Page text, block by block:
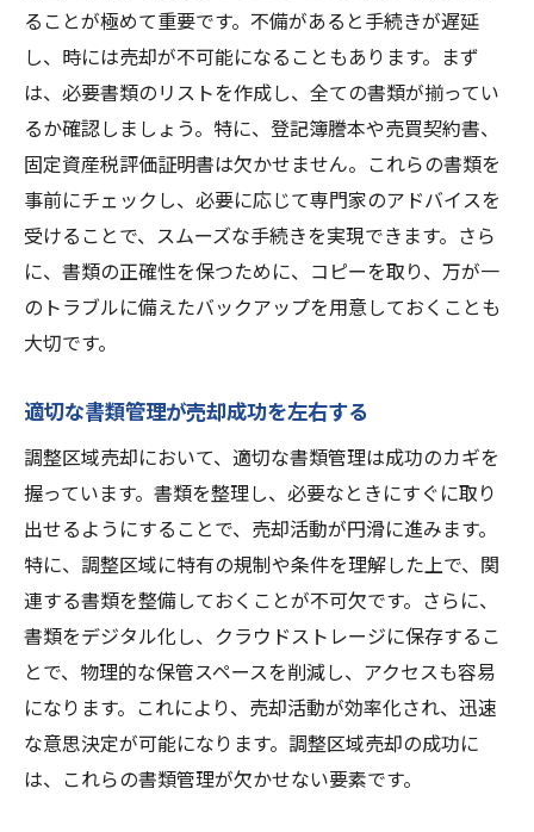
ることが極めて重要です。不備があると手続きが遅延
し、時には売却が不可能になることもあります。まず
は、必要書類のリストを作成し、全ての書類が揃ってい
るか確認しましょう。特に、登記簿謄本や売買契約書、
固定資産税評価証明書は欠かせません。これらの書類を
事前にチェックし、必要に応じて専門家のアドバイスを
受けることで、スムーズな手続きを実現できます。さら
に、書類の正確性を保つために、コピーを取り、万が一
のトラブルに備えたバックアップを用意しておくことも
大切です。
適切な書類管理が売却成功を左右する
調整区域売却において、適切な書類管理は成功のカギを
握っています。書類を整理し、必要なときにすぐに取り
出せるようにすることで、売却活動が円滑に進みます。
特に、調整区域に特有の規制や条件を理解した上で、関
連する書類を整備しておくことが不可欠です。さらに、
書類をデジタル化し、クラウドストレージに保存するこ
とで、物理的な保管スペースを削減し、アクセスも容易
になります。これにより、売却活動が効率化され、迅速
な意思決定が可能になります。調整区域売却の成功に
は、これらの書類管理が欠かせない要素です。